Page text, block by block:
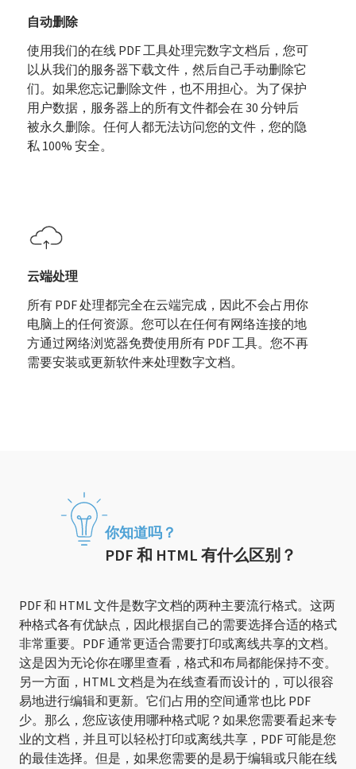
自动删除
使用我们的在线 PDF 工具处理完数字文档后，您可
以从我们的服务器下载文件，然后自己手动删除它
们。如果您忘记删除文件，也不用担心。为了保护
用户数据，服务器上的所有文件都会在 30 分钟后
被永久删除。任何人都无法访问您的文件，您的隐
私 100% 安全。
云端处理
所有 PDF 处理都完全在云端完成，因此不会占用你
电脑上的任何资源。您可以在任何有网络连接的地
方通过网络浏览器免费使用所有 PDF 工具。您不再
需要安装或更新软件来处理数字文档。
你知道吗？
PDF 和 HTML 有什么区别？
PDF 和 HTML 文件是数字文档的两种主要流行格式。这两
种格式各有优缺点，因此根据自己的需要选择合适的格式
非常重要。PDF 通常更适合需要打印或离线共享的文档。
这是因为无论你在哪里查看，格式和布局都能保持不变。
另一方面，HTML 文档是为在线查看而设计的，可以很容
易地进行编辑和更新。它们占用的空间通常也比 PDF
少。那么，您应该使用哪种格式呢？如果您需要看起来专
业的文档，并且可以轻松打印或离线共享，PDF 可能是您
的最佳选择。但是，如果您需要的是易于编辑或只能在线